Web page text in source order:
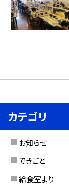
カテゴリ
お知らせ
できごと
給食室より